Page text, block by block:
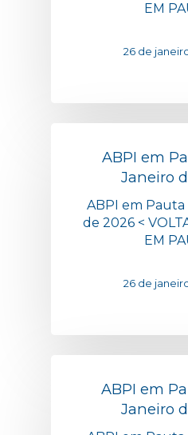
EM
26 de
ABPI em
Janeiro
ABPI em Pauta
de 2026 <
EM
26 de
ABPI em
Janeiro